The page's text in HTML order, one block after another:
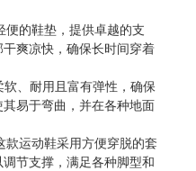
便的鞋垫，提供卓越的支
爽凉快，确保长时间穿着
软、耐用且富有弹性，确保
易于弯曲，并在各种地面
款运动鞋采用方便穿脱的套
节支撑，满足各种脚型和